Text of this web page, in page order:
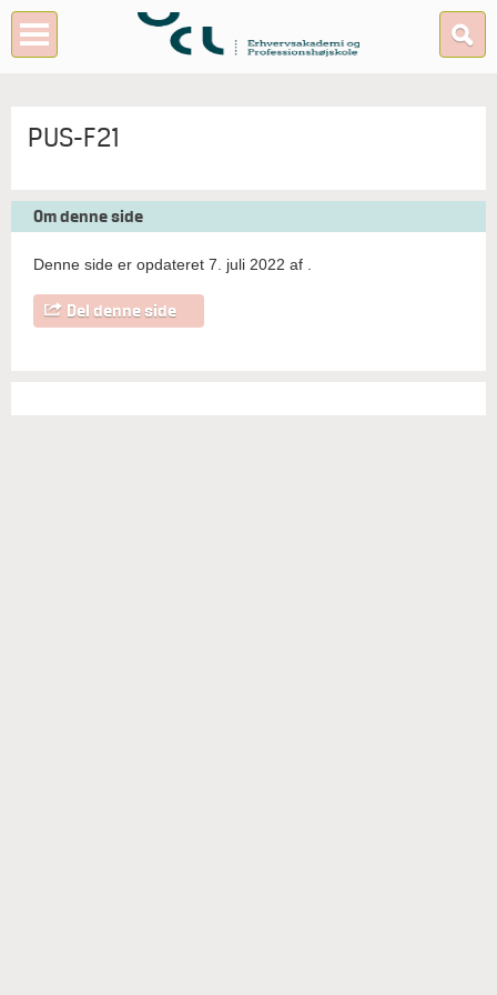
PUS-F21
Om denne side
Denne side er opdateret 7. juli 2022 af
Del denne side